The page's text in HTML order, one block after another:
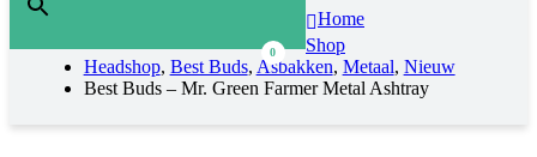
0
Home
Shop
Headshop, Best Buds, Asbakken, Metaal, Nieuw
Best Buds – Mr. Green Farmer Metal Ashtray